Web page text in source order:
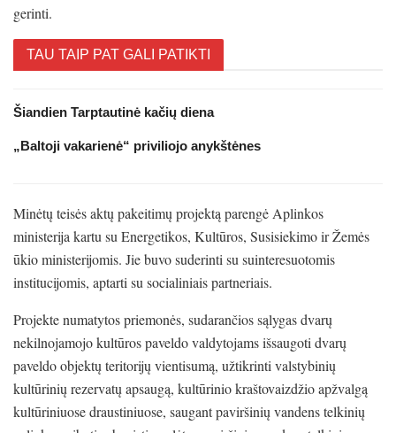
gerinti.
TAU TAIP PAT GALI PATIKTI
Šiandien Tarptautinė kačių diena
„Baltoji vakarienė“ priviliojo anykštėnes
Minėtų teisės aktų pakeitimų projektą parengė Aplinkos
ministerija kartu su Energetikos, Kultūros, Susisiekimo ir Žemės
ūkio ministerijomis. Jie buvo suderinti su suinteresuotomis
institucijomis, aptarti su socialiniais partneriais.
Projekte numatytos priemonės, sudarančios sąlygas dvarų
nekilnojamojo kultūros paveldo valdytojams išsaugoti dvarų
paveldo objektų teritorijų vientisumą, užtikrinti valstybinių
kultūrinių rezervatų apsaugą, kultūrinio kraštovaizdžio apžvalgą
kultūriniuose draustiniuose, saugant paviršinių vandens telkinių